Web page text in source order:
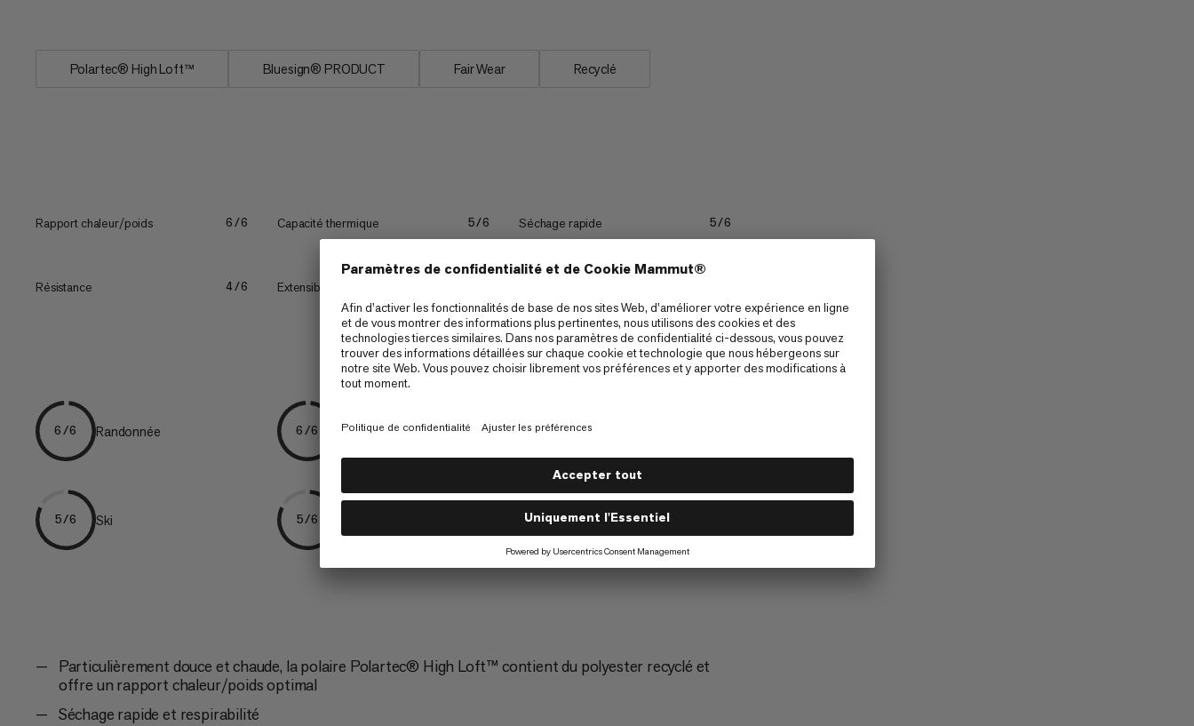
Polartec® High Loft™ Bluesign® PRODUCT Fair Wear Recyclé
Rapport chaleur/poids 6/6 Capacité thermique 5/6 Séchage rapide 5/6
Résistance 4/6 Extensibilité
6/6 Randonnée 6/6 Trekking 5/6 Freeriding
5/6 Ski 5/6 4/6 Alpinisme
Particulièrement douce et chaude, la polaire Polartec® High Loft™ contient du polyester recyclé et
offre un rapport chaleur/poids optimal
Séchage rapide et respirabilité